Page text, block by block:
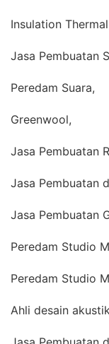
Insulation
Jasa Pembuatan
Peredam Suara,
Greenwool,
Jasa Pembuatan
Jasa Pembuatan
Jasa Pembuatan
Peredam Studio
Peredam Studio
Ahli desain